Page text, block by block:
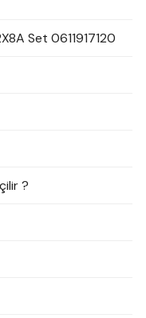
Set 0611917120
?